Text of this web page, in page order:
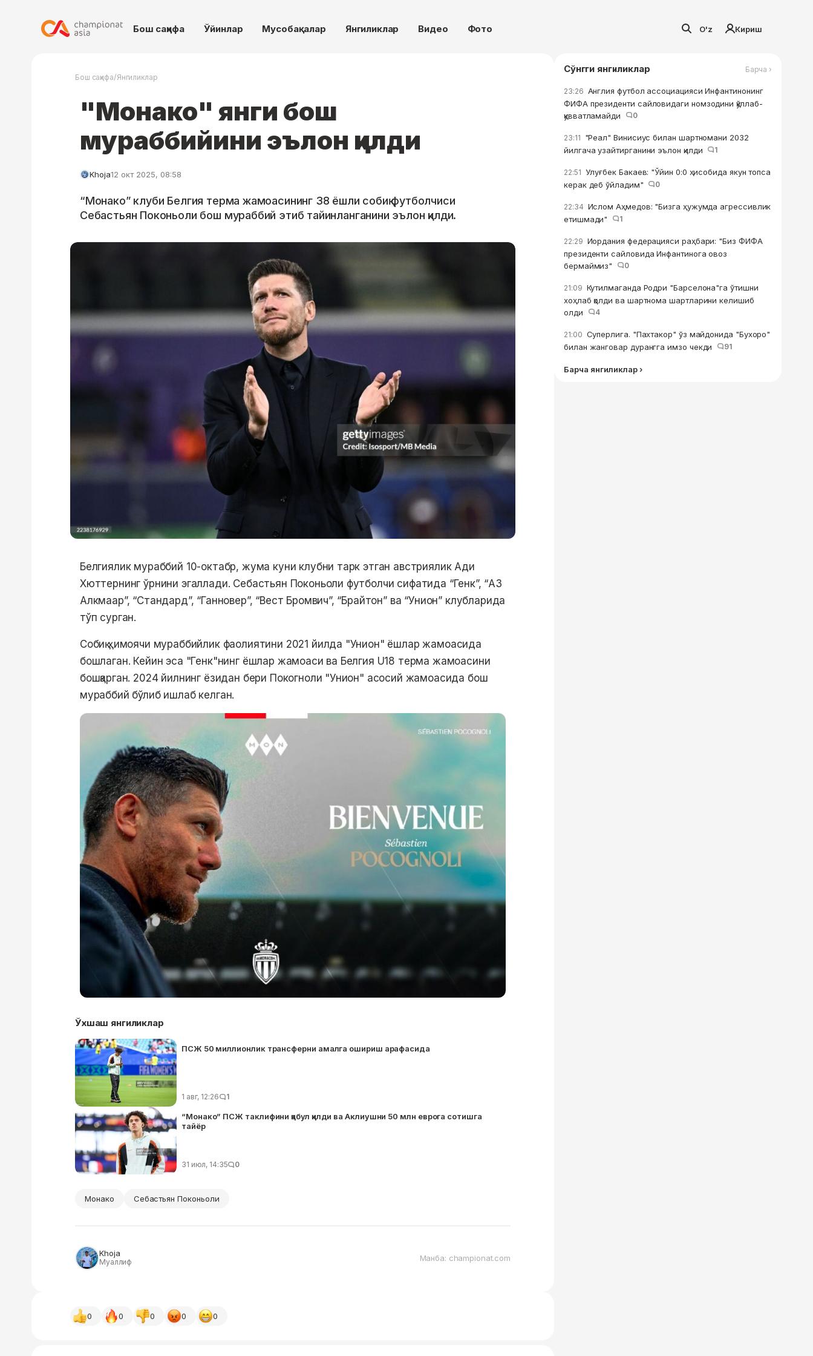
Бош саҳифа Ўйинлар Мусобақалар Янгиликлар Видео Фото O'z Кириш
Бош саҳифа/Янгиликлар
"Монако" янги бош
мураббийини эълон қилди
Khoja12 окт 2025, 08:58
“Монако” клуби Белгия терма жамоасининг 38 ёшли собиқ футболчиси
Себастьян Поконьоли бош мураббий этиб тайинланганини эълон қилди.
Белгиялик мураббий 10-октабр, жума куни клубни тарк этган австриялик Ади
Хюттернинг ўрнини эгаллади. Себастьян Поконьоли футболчи сифатида “Генк”, “АЗ
Алкмаар”, “Стандард”, “Ганновер”, “Вест Бромвич”, “Брайтон” ва “Унион” клубларида
тўп сурган.
Собиқ ҳимоячи мураббийлик фаолиятини 2021 йилда "Унион" ёшлар жамоасида
бошлаган. Кейин эса "Генк"нинг ёшлар жамоаси ва Белгия U18 терма жамоасини
бошқарган. 2024 йилнинг ёзидан бери Покогноли "Унион" асосий жамоасида бош
мураббий бўлиб ишлаб келган.
Ўхшаш янгиликлар
ПСЖ 50 миллионлик трансферни амалга ошириш арафасида
1 авг, 12:26 1
“Монако” ПСЖ таклифини қабул қилди ва Аклиушни 50 млн еврога сотишга
тайёр
31 июл, 14:35 0
Монако Себастьян Поконьоли
Khoja
Муаллиф Манба: championat.com
0 0 0 0 0
Сўнгги янгиликлар Барча ›
23:26 Англия футбол ассоциацияси Инфантинонинг
ФИФА президенти сайловидаги номзодини қўллаб-
қувватламайди
0
23:11 "Реал" Винисиус билан шартномани 2032
йилгача узайтирганини эълон қилди
1
22:51 Улуғбек Бакаев: "Ўйин 0:0 ҳисобида якун топса
керак деб ўйладим"
0
22:34 Ислом Аҳмедов: "Бизга ҳужумда агрессивлик
етишмади"
1
22:29 Иордания федерацияси раҳбари: "Биз ФИФА
президенти сайловида Инфантинога овоз
бермаймиз"
0
21:09 Кутилмаганда Родри "Барселона"га ўтишни
хоҳлаб қолди ва шартнома шартларини келишиб
олди
4
21:00 Суперлига. "Пахтакор" ўз майдонида "Бухоро"
билан жанговар дурангга имзо чекди
91
Барча янгиликлар ›